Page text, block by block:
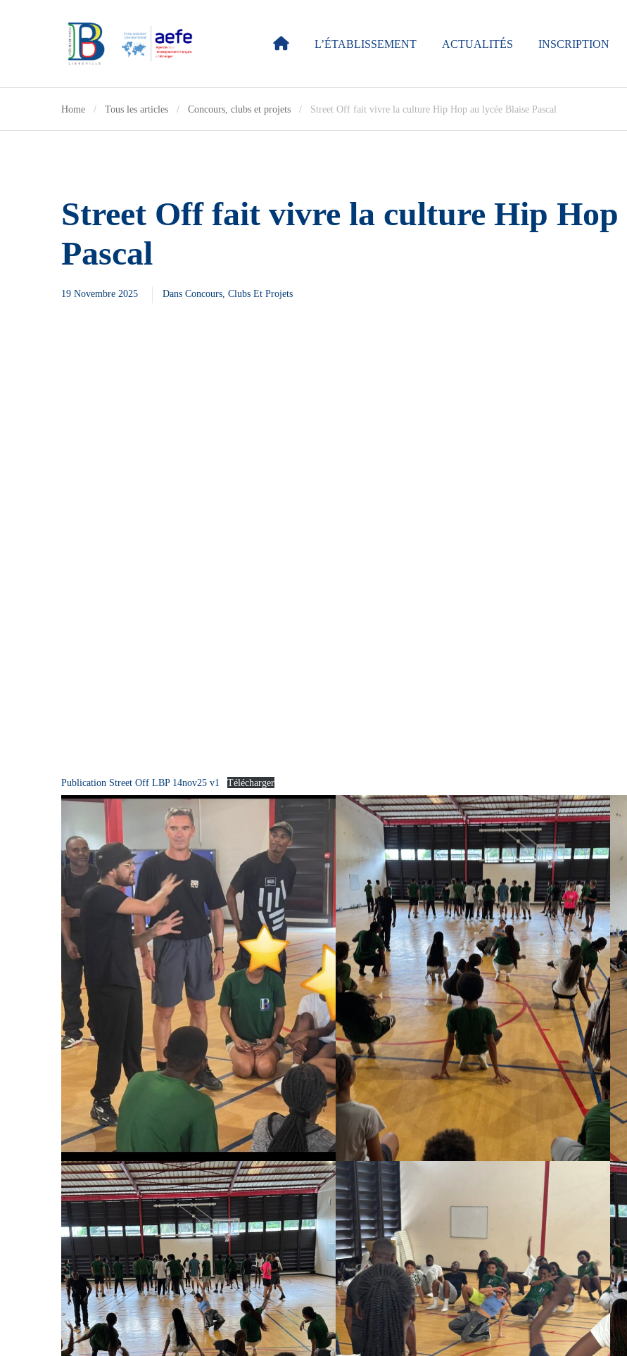
L’ÉTABLISSEMENT ACTUALITÉS INSCRIPTION
Home Tous les articles Concours, clubs et projets Street Off fait vivre la culture Hip Hop au lycée Blaise Pascal
Street Off fait vivre la culture Hip Hop
Pascal
19 Novembre 2025 Dans Concours, Clubs Et Projets
Publication Street Off LBP 14nov25 v1 Télécharger